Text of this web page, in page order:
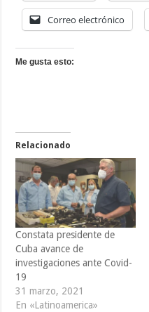
Correo electrónico
Me gusta esto:
Relacionado
Constata presidente de
Cuba avance de
investigaciones ante Covid-
19
31 marzo, 2021
En «Latinoamerica»